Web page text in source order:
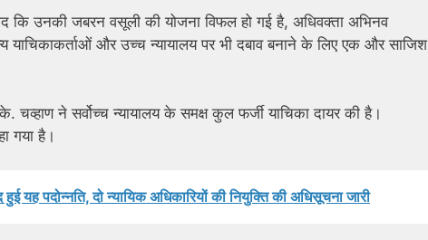
उनकी जबरन वसूली की योजना विफल हो गई है, अधिवक्ता अभिनव
याचिकाकर्ताओं और उच्च न्यायालय पर भी दबाव बनाने के लिए एक और साजिश
ने सर्वोच्च न्यायालय के समक्ष कुल फर्जी याचिका दायर की है।
गया है।
यह पदोन्नति, दो न्यायिक अधिकारियों की नियुक्ति की अधिसूचना जारी